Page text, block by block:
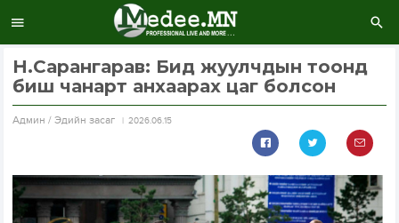
Н.Сарангарав: Бид жуулчдын тоонд
биш чанарт анхаарах цаг болсон
Aдмин / Эдийн засаг 2026.06.15